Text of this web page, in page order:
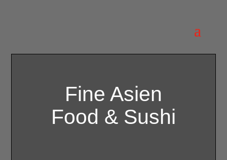
Fine Asien
Food & Sushi